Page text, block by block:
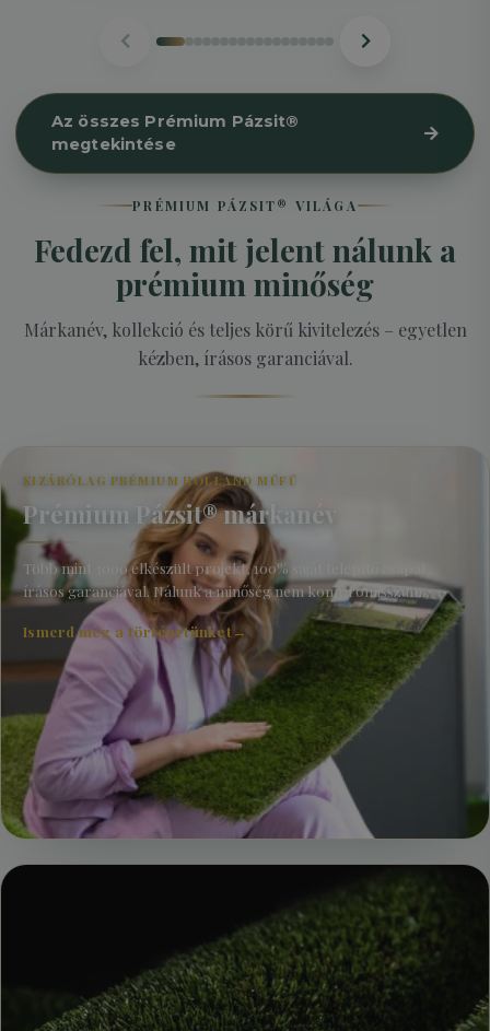
Az összes Prémium Pázsit®
megtekintése
PRÉMIUM PÁZSIT® VILÁGA
Fedezd fel, mit jelent nálunk a
prémium minőség
Márkanév, kollekció és teljes körű kivitelezés – egyetlen
kézben, írásos garanciával.
KIZÁRÓLAG PRÉMIUM HOLLAND MŰFŰ
Prémium Pázsit® márkanév
Több mint 3000 elkészült projekt, 100% saját telepítő csapat,
írásos garanciával. Nálunk a minőség nem kompromisszum.
Ismerd meg a történetünket→